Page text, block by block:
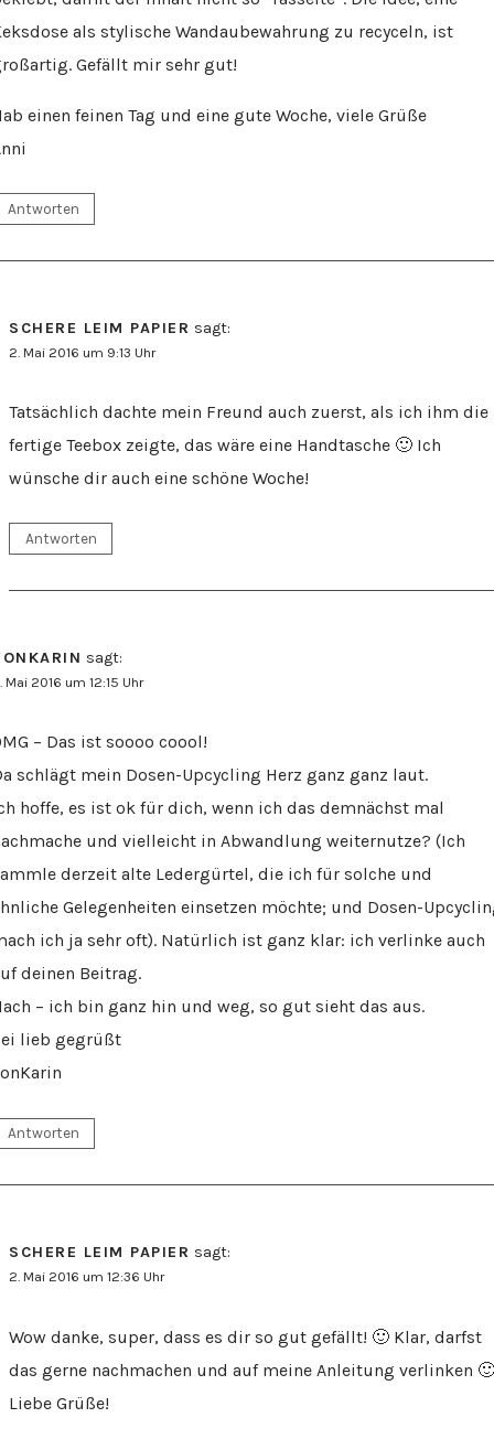
als stylische Wandaubewahrung zu recyceln, ist
Gefällt mir sehr gut!
einen feinen Tag und eine gute Woche, viele Grüße
Antworten
SCHERE LEIM PAPIER sagt:
2. Mai 2016 um 9:13 Uhr
Tatsächlich dachte mein Freund auch zuerst, als ich ihm die
fertige Teebox zeigte, das wäre eine Handtasche 🙂 Ich
wünsche dir auch eine schöne Woche!
Antworten
sagt:
Mai 2016 um 12:15 Uhr
– Das ist soooo coool!
schlägt mein Dosen-Upcycling Herz ganz ganz laut.
hoffe, es ist ok für dich, wenn ich das demnächst mal
und vielleicht in Abwandlung weiternutze? (Ich
derzeit alte Ledergürtel, die ich für solche und
Gelegenheiten einsetzen möchte; und Dosen-
ich ja sehr oft). Natürlich ist ganz klar: ich verlinke auch
deinen Beitrag.
– ich bin ganz hin und weg, so gut sieht das aus.
lieb gegrüßt
Antworten
SCHERE LEIM PAPIER sagt:
2. Mai 2016 um 12:36 Uhr
Wow danke, super, dass es dir so gut gefällt! 🙂 Klar, darfst
das gerne nachmachen und auf meine Anleitung verlinken 🙂
Liebe Grüße!